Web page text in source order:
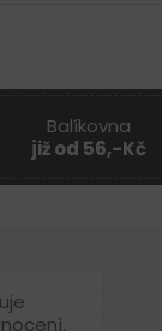
Balíkovna
již od 56,-Kč